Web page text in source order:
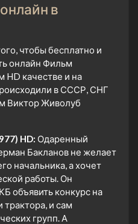
в
чтобы бесплатно и
онлайн Фильм
HD качестве и на
в СССР, СНГ
Виктор Живолуб
HD: Одаренный
Бакланов не желает
начальника, а хочет
работы. Он
объявить конкурс на
трактора, и сам
групп. А